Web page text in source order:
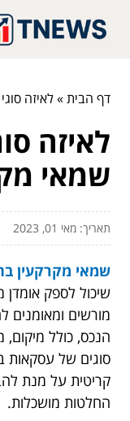
דף הבית»לאיזה
לאיזה
שמאי
תאריך: מאי 01, 2023
שמאי מקרקעין
שיכול לספק אומדן
מורשים ומאומנים
הנכס, כולל
סוגים של עסקאות
קריטית על מנת
החלטות מושכלות.